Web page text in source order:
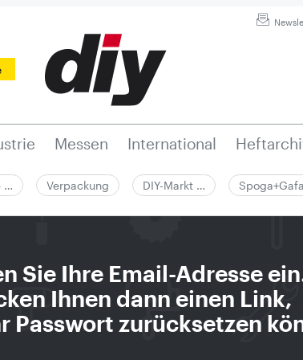
Messen International
… Verpackung DIY-Markt … Spoga+Gafa
Sie Ihre Email-Adresse
Ihnen dann einen Link,
Passwort zurücksetzen